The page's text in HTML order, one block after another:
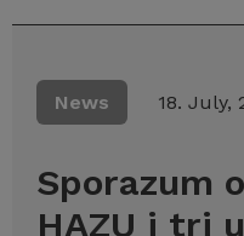
News 18. July,
Sporazum
HAZU i tri